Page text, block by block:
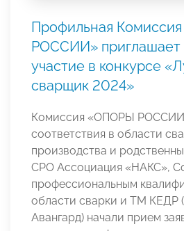
Профильная
РОССИИ» приглашает
участие в конкурсе
сварщик 2024»
Комиссия «ОПОРЫ
соответствия в области
производства и
СРО Ассоциация «НАКС»,
профессиональным
области сварки и ТМ КЕДР
Авангард) начали прием